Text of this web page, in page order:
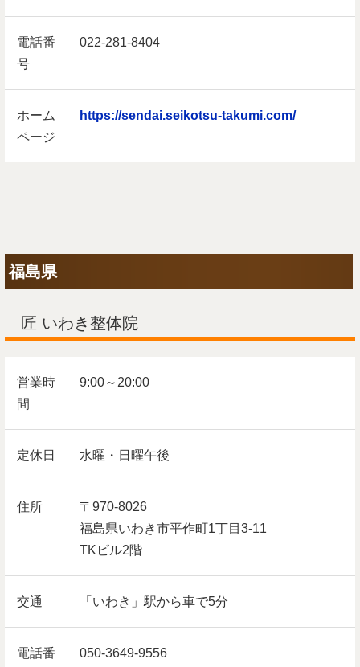
電話番
号
022-281-8404
ホーム
ページ
https://sendai.seikotsu-takumi.com/
福島県
匠 いわき整体院
営業時
間
9:00～20:00
定休日 水曜・日曜午後
住所
〒970-8026
福島県いわき市平作町1丁目3-11
TKビル2階
交通 「いわき」駅から車で5分
電話番
050-3649-9556